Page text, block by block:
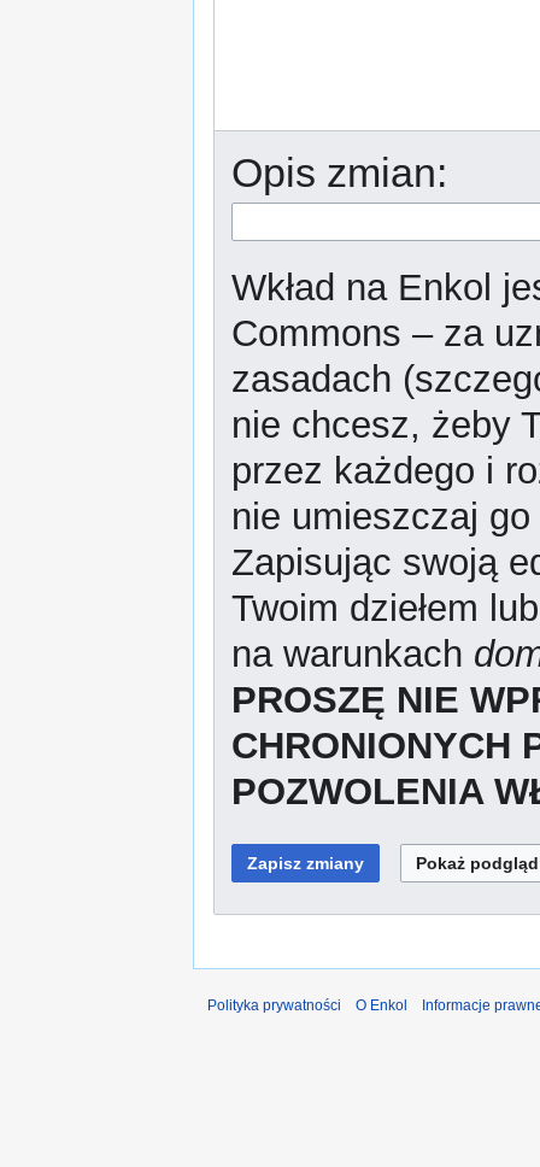
Opis zmian:
Wkład na Enkol
Commons – za
zasadach
nie chcesz, żeby
przez każdego i
nie umieszczaj
Zapisując swoją
Twoim dziełem
na warunkach
PROSZĘ NIE
CHRONIONYCH
POZWOLENIA
Polityka prywatności O Enkol Informacje